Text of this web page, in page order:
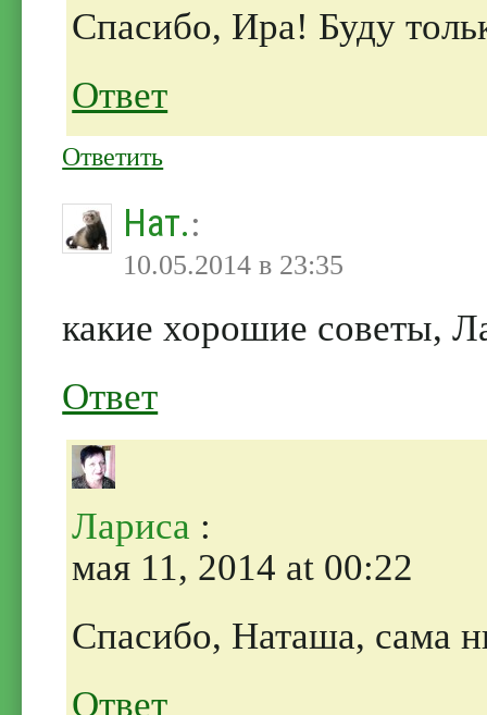
Спасибо, Ира! Буду
Ответ
Ответить
Нат.:
10.05.2014 в 23:35
какие хорошие советы,
Ответ
Лариса :
мая 11, 2014 at 00:22
Спасибо, Наташа, сама
Ответ